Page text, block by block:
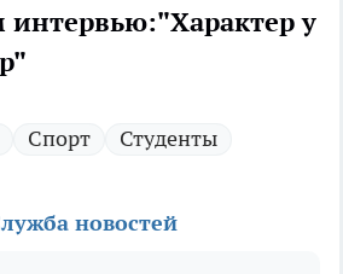
интервью:"Характер у
Спорт Студенты
новостей